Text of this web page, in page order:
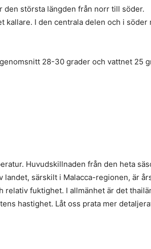
den största längden från norr till söder.
kallare. I den centrala delen och i söder
28-30 grader och vattnet 25
Huvudskillnaden från den heta
särskilt i Malacca-regionen, är
fuktighet. I allmänhet är det
hastighet. Låt oss prata mer